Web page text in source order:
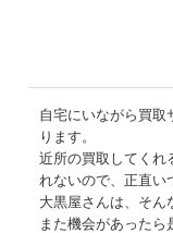
自宅にいながら買取
ります。
近所の買取してくれ
れないので、正直い
大黒屋さんは、そん
また機会があったら